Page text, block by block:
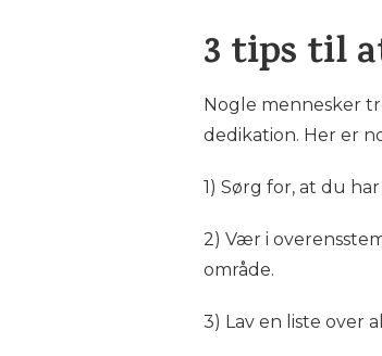
3 tips til
Nogle mennesker
dedikation. Her er
1) Sørg for, at du
2) Vær i
område.
3) Lav en liste over